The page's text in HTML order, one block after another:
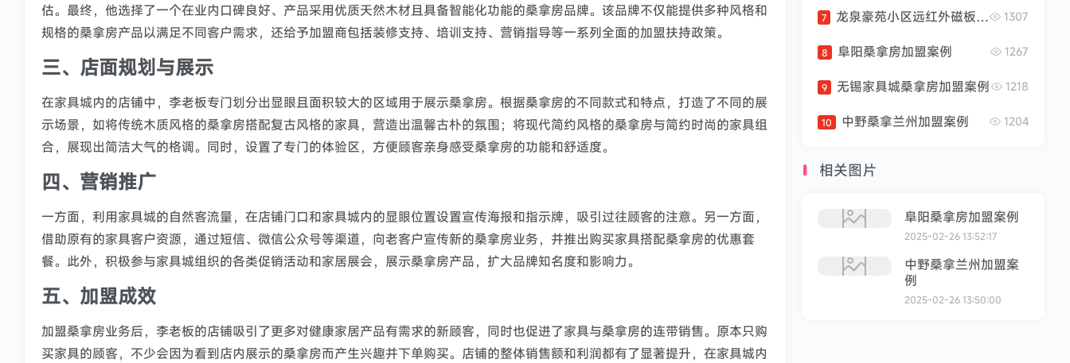
估。最终，他选择了一个在业内口碑良好、产品采用优质天然木材且具备智能化功能的桑拿房品牌。该品牌不仅能提供多种风格和
规格的桑拿房产品以满足不同客户需求，还给予加盟商包括装修支持、培训支持、营销指导等一系列全面的加盟扶持政策。
三、店面规划与展示
在家具城内的店铺中，李老板专门划分出显眼且面积较大的区域用于展示桑拿房。根据桑拿房的不同款式和特点，打造了不同的展
示场景，如将传统木质风格的桑拿房搭配复古风格的家具，营造出温馨古朴的氛围；将现代简约风格的桑拿房与简约时尚的家具组
合，展现出简洁大气的格调。同时，设置了专门的体验区，方便顾客亲身感受桑拿房的功能和舒适度。
四、营销推广
一方面，利用家具城的自然客流量，在店铺门口和家具城内的显眼位置设置宣传海报和指示牌，吸引过往顾客的注意。另一方面，
借助原有的家具客户资源，通过短信、微信公众号等渠道，向老客户宣传新的桑拿房业务，并推出购买家具搭配桑拿房的优惠套
餐。此外，积极参与家具城组织的各类促销活动和家居展会，展示桑拿房产品，扩大品牌知名度和影响力。
五、加盟成效
加盟桑拿房业务后，李老板的店铺吸引了更多对健康家居产品有需求的新顾客，同时也促进了家具与桑拿房的连带销售。原本只购
买家具的顾客，不少会因为看到店内展示的桑拿房而产生兴趣并下单购买。店铺的整体销售额和利润都有了显著提升，在家具城内
秦皇岛金屋秦皇半岛威尼
斯一号项目现场。我们使
用专业设备和团队进行搬
运，以确保桑拿房安全到
一旦桑拿房运抵现场，我
构。根据设计图纸和说明
7 龙泉豪苑小区远红外磁板汗蒸房安装案例 1307
8 阜阳桑拿房加盟案例 1267
9 无锡家具城桑拿房加盟案例 1218
10 中野桑拿兰州加盟案例 1204
相关图片
阜阳桑拿房加盟案例
2025-02-26 13:52:17
中野桑拿兰州加盟案
例
2025-02-26 13:50:00